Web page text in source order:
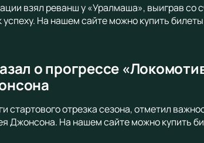
взял реванш у «Уралмаша», выиграв со
На нашем сайте можно купить
о прогрессе
стартового отрезка сезона, отметил
Джонсона. На нашем сайте можно купить